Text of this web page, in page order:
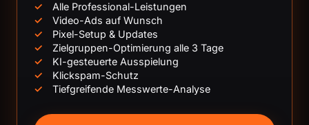
Alle Professional-Leistungen
Video-Ads auf Wunsch
Pixel-Setup & Updates
Zielgruppen-Optimierung alle 3 Tage
KI-gesteuerte Ausspielung
Klickspam-Schutz
Tiefgreifende Messwerte-Analyse